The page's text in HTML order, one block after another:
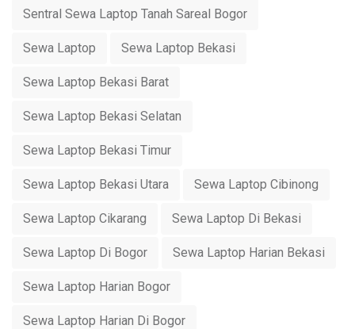
Sentral Sewa Laptop Tanah Sareal Bogor
Sewa Laptop Sewa Laptop Bekasi
Sewa Laptop Bekasi Barat
Sewa Laptop Bekasi Selatan
Sewa Laptop Bekasi Timur
Sewa Laptop Bekasi Utara Sewa Laptop Cibinong
Sewa Laptop Cikarang Sewa Laptop Di Bekasi
Sewa Laptop Di Bogor Sewa Laptop Harian Bekasi
Sewa Laptop Harian Bogor
Sewa Laptop Harian Di Bogor